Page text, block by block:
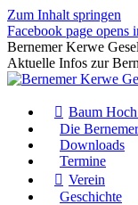
Zum Inhalt springen
Facebook page
Bernemer Kerwe
Aktuelle Infos zur
Baum
Die
Downloads
Termine
Verein
Geschichte